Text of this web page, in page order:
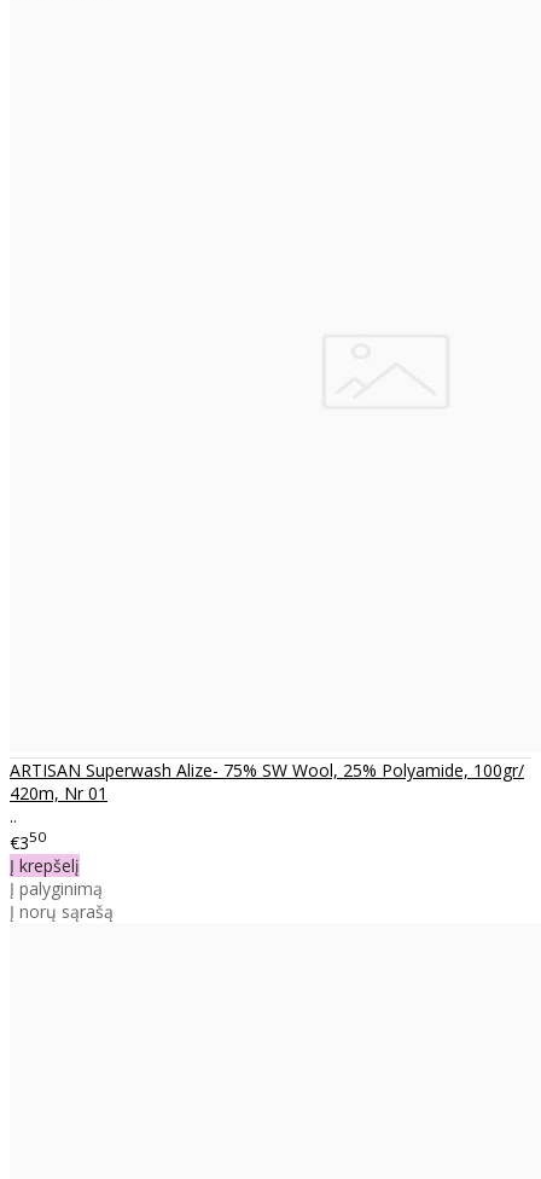
ARTISAN Superwash Alize- 75% SW Wool, 25% Polyamide, 100gr/
420m, Nr 01
..
€350
Į krepšelį
Į palyginimą
Į norų sąrašą